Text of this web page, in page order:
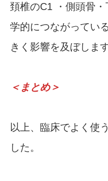
頚椎のC1 ・側頭骨
学的につながってい
きく影響を及ぼします
＜まとめ＞
以上、臨床でよく使
した。